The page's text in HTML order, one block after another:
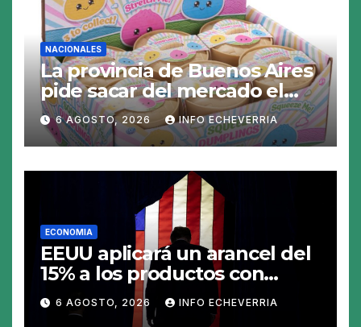
NACIONALES
La provincia de Buenos Aires
pide sacar del mercado el
«Squeezy Dumpling», un
juguete «tóxico»
6 AGOSTO, 2026 INFO ECHEVERRIA
ECONOMIA
EEUU aplicará un arancel del
15% a los productos con
polisilicio para frenar el
avance de China
6 AGOSTO, 2026 INFO ECHEVERRIA